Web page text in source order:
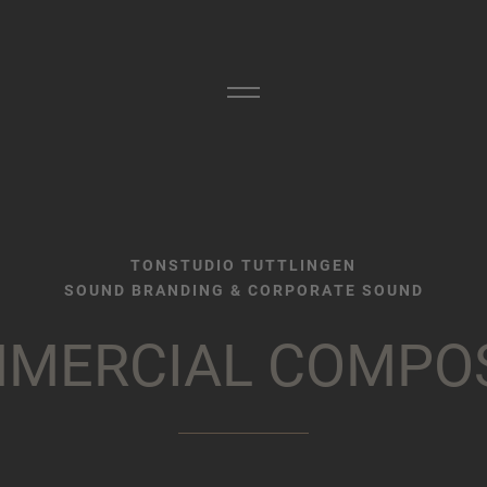
TONSTUDIO TUTTLINGEN
SOUND BRANDING & CORPORATE SOUND
MERCIAL COMPO